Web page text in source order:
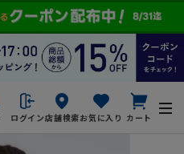
ログイン店舗検索お気に入り カート